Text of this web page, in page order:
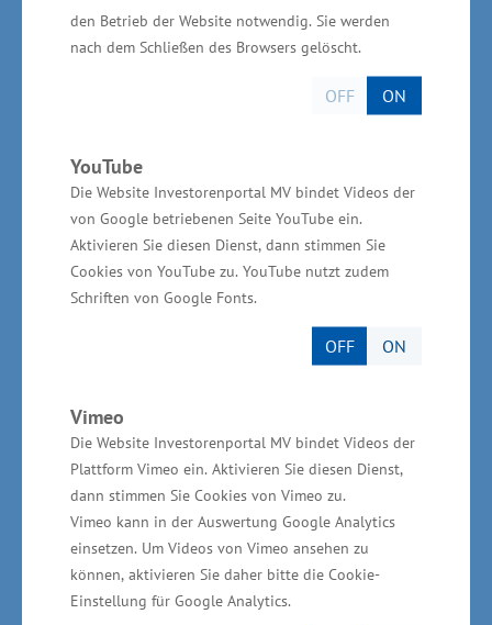
den Betrieb der Website notwendig. Sie werden
nach dem Schließen des Browsers gelöscht.
OFF ON
YouTube
Die Website Investorenportal MV bindet Videos der
von Google betriebenen Seite YouTube ein.
Aktivieren Sie diesen Dienst, dann stimmen Sie
Cookies von YouTube zu. YouTube nutzt zudem
Schriften von Google Fonts.
OFF ON
Vimeo
Die Website Investorenportal MV bindet Videos der
Plattform Vimeo ein. Aktivieren Sie diesen Dienst,
dann stimmen Sie Cookies von Vimeo zu.
Vimeo kann in der Auswertung Google Analytics
einsetzen. Um Videos von Vimeo ansehen zu
können, aktivieren Sie daher bitte die Cookie-
Einstellung für Google Analytics.
profitieren. „Nur mit regionaler Wertschöpfung
und gesellschaftlicher Akzeptanz können wir
das besondere Potenzial der Energiewende für
Mecklenburg-Vorpommern voll nutzen“,
betonte Staatssekretärin Jesse.
Mit Blick auf die aktuelle Debatte um
Energiepreise machte Staatssekretärin Jesse
deutlich: „Unsere Wirtschaft und unsere
Bürgerinnen und Bürger brauchen dauerhaft
günstige Strom­preise. Dafür muss der
weitergegangen werden. Jetzt ist der Moment,
die nötigen Investitionen zu tätigen – für
wirtschaftliches Wachs­tum,
Versorgungssicherheit, und Klimaschutz in
unserem Land.“
M-V ist Gastgeber der